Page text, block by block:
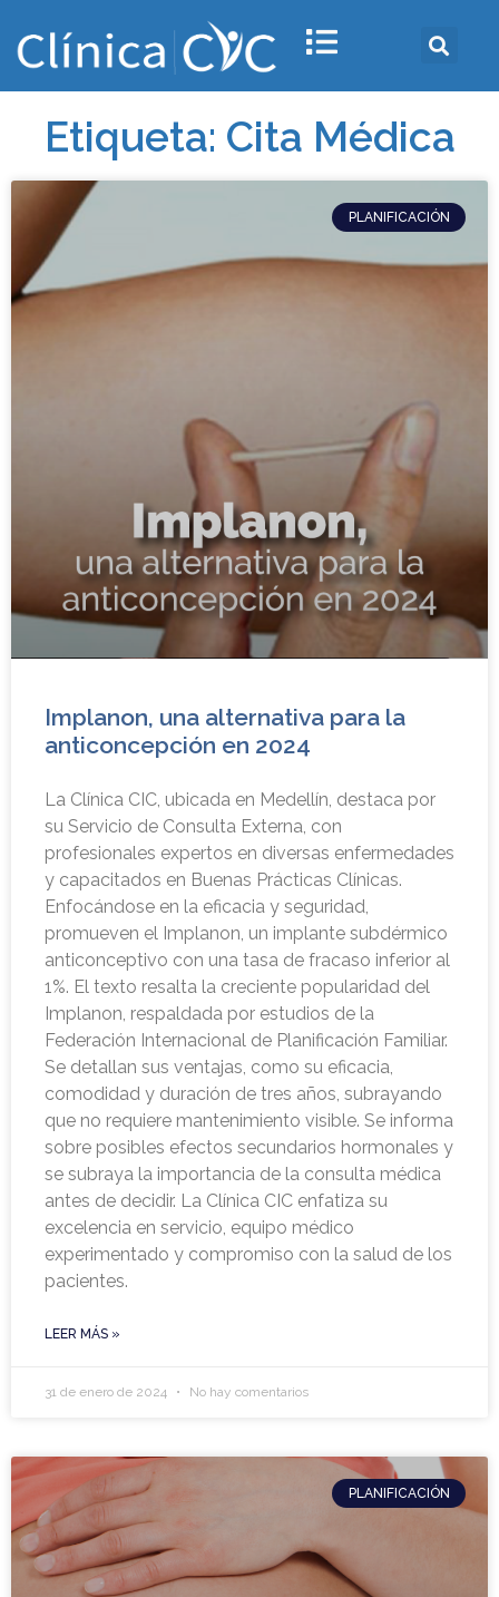
Etiqueta: Cita Médica
PLANIFICACIÓN
Implanon, una alternativa para la
anticoncepción en 2024
La Clínica CIC, ubicada en Medellín, destaca por
su Servicio de Consulta Externa, con
profesionales expertos en diversas enfermedades
y capacitados en Buenas Prácticas Clínicas.
Enfocándose en la eficacia y seguridad,
promueven el Implanon, un implante subdérmico
anticonceptivo con una tasa de fracaso inferior al
1%. El texto resalta la creciente popularidad del
Implanon, respaldada por estudios de la
Federación Internacional de Planificación Familiar.
Se detallan sus ventajas, como su eficacia,
comodidad y duración de tres años, subrayando
que no requiere mantenimiento visible. Se informa
sobre posibles efectos secundarios hormonales y
se subraya la importancia de la consulta médica
antes de decidir. La Clínica CIC enfatiza su
excelencia en servicio, equipo médico
experimentado y compromiso con la salud de los
pacientes.
LEER MÁS »
31 de enero de 2024 No hay comentarios
PLANIFICACIÓN